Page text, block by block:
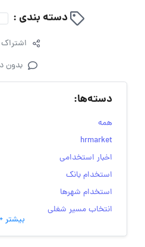
دسته بندی :
بدون
دسته‌ها:
همه
hrmarket
اخبار استخدامی
استخدام بانک
استخدام شهرها
انتخاب مسیر شغلی
به‌روزرسانی‌های سایت (کارجویی)
بیشتر +